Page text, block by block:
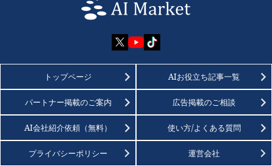
トップページ AIお役立ち記事一覧
パートナー掲載のご案内 広告掲載のご相談
AI会社紹介依頼（無料） 使い方/よくある質問
プライバシーポリシー 運営会社